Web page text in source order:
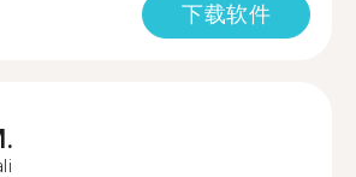
下载软件